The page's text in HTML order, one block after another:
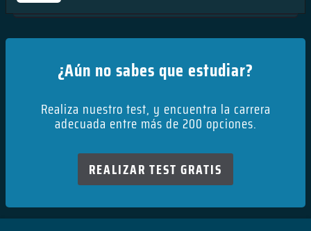
¿Aún no sabes que estudiar?
Realiza nuestro test, y encuentra la carrera
adecuada entre más de 200 opciones.
REALIZAR TEST GRATIS